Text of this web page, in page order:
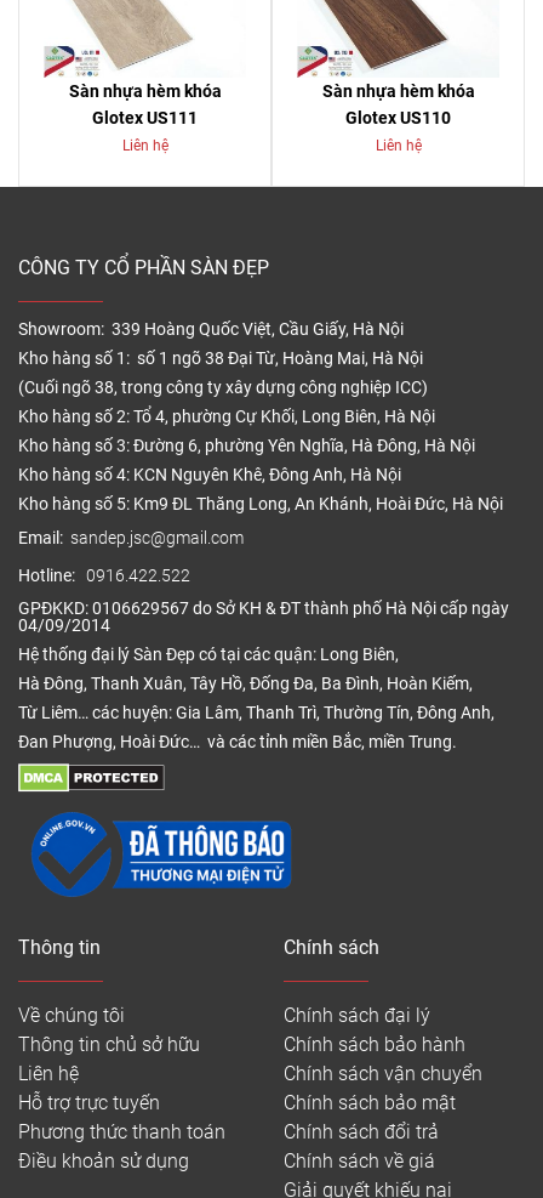
Sàn nhựa hèm khóa
Glotex US111
Liên hệ
Sàn nhựa hèm khóa
Glotex US110
Liên hệ
CÔNG TY CỔ PHẦN SÀN ĐẸP
Showroom: 339 Hoàng Quốc Việt, Cầu Giấy, Hà Nội
Kho hàng số 1: số 1 ngõ 38 Đại Từ, Hoàng Mai, Hà Nội
(Cuối ngõ 38, trong công ty xây dựng công nghiệp ICC)
Kho hàng số 2: Tổ 4, phường Cự Khối, Long Biên, Hà Nội
Kho hàng số 3: Đường 6, phường Yên Nghĩa, Hà Đông, Hà Nội
Kho hàng số 4: KCN Nguyên Khê, Đông Anh, Hà Nội
Kho hàng số 5: Km9 ĐL Thăng Long, An Khánh, Hoài Đức, Hà Nội
Email: sandep.jsc@gmail.com
Hotline: 0916.422.522
GPĐKKD: 0106629567 do Sở KH & ĐT thành phố Hà Nội cấp ngày
04/09/2014
Hệ thống đại lý Sàn Đẹp có tại các quận: Long Biên,
Hà Đông, Thanh Xuân, Tây Hồ, Đống Đa, Ba Đình, Hoàn Kiếm,
Từ Liêm… các huyện: Gia Lâm, Thanh Trì, Thường Tín, Đông Anh,
Đan Phượng, Hoài Đức… và các tỉnh miền Bắc, miền Trung.
Thông tin
Về chúng tôi
Thông tin chủ sở hữu
Liên hệ
Hỗ trợ trực tuyến
Phương thức thanh toán
Điều khoản sử dụng
Chính sách
Chính sách đại lý
Chính sách bảo hành
Chính sách vận chuyển
Chính sách bảo mật
Chính sách đổi trả
Chính sách về giá
Giải quyết khiếu nại